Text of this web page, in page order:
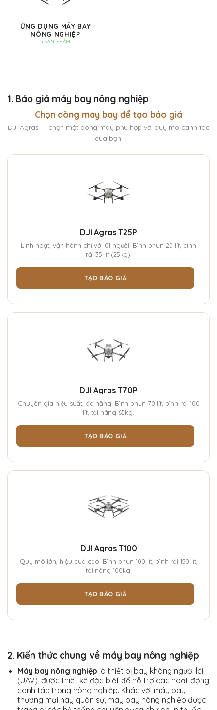
ỨNG DỤNG MÁY BAY
NÔNG NGHIỆP
5 SẢN PHẨM
1. Báo giá máy bay nông nghiệp
Chọn dòng máy bay để tạo báo giá
DJI Agras — chọn một dòng máy phù hợp với quy mô canh tác
của bạn.
DJI Agras T25P
Linh hoạt, vận hành chỉ với 01 người. Bình phun 20 lít, bình
rải 35 lít (25kg).
TẠO BÁO GIÁ
DJI Agras T70P
Chuyên gia hiệu suất, đa năng. Bình phun 70 lít, bình rải 100
lít, tải nâng 65kg.
TẠO BÁO GIÁ
DJI Agras T100
Quy mô lớn, hiệu quả cao. Bình phun 100 lít, bình rải 150 lít,
tải nâng 100kg.
TẠO BÁO GIÁ
2. Kiến thức chung về máy bay nông nghiệp
Máy bay nông nghiệp là thiết bị bay không người lái
(UAV), được thiết kế đặc biệt để hỗ trợ các hoạt động
canh tác trong nông nghiệp. Khác với máy bay
thương mại hay quân sự, máy bay nông nghiệp được